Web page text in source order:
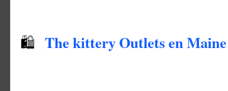
🛍 The kittery Outlets en Maine